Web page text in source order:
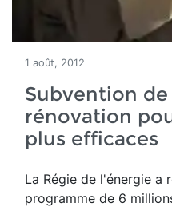
1 août, 2012
Subvention
rénovation
plus efficaces
La Régie de l'énergie a
programme de 6